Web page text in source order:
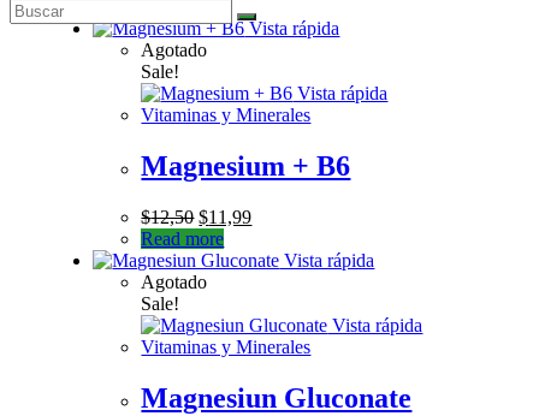
Vista rápida
Agotado
Sale!
Vista rápida
Vitaminas y Minerales
Magnesium + B6
$12,50 $11,99
Read more
Vista rápida
Agotado
Sale!
Vista rápida
Vitaminas y Minerales
Magnesiun Gluconate